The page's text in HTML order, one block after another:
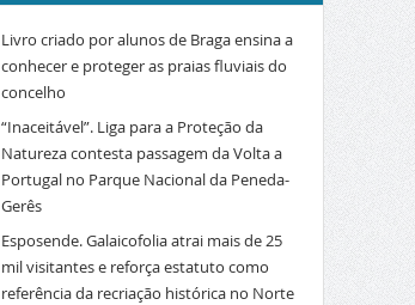
Livro criado por alunos de Braga ensina a
conhecer e proteger as praias fluviais do
concelho
“Inaceitável”. Liga para a Proteção da
Natureza contesta passagem da Volta a
Portugal no Parque Nacional da Peneda-
Gerês
Esposende. Galaicofolia atrai mais de 25
mil visitantes e reforça estatuto como
referência da recriação histórica no Norte